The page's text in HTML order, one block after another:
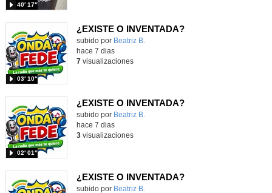
40′ 17″
¿EXISTE O INVENTADA?
Contenido educativo.
subido por Beatriz B.
03′ 10″
hace 7 dias
7visualizaciones
¿EXISTE O INVENTADA?
Contenido educativo.
subido por Beatriz B.
02′ 01″
hace 7 dias
3visualizaciones
¿EXISTE O INVENTADA?
Contenido educativo.
subido por Beatriz B.